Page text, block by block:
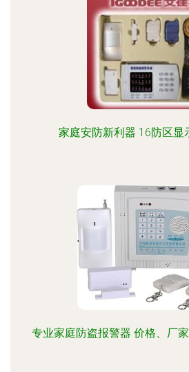
家庭安防新利器 16防区显
专业家庭防盗报警器 价格、厂